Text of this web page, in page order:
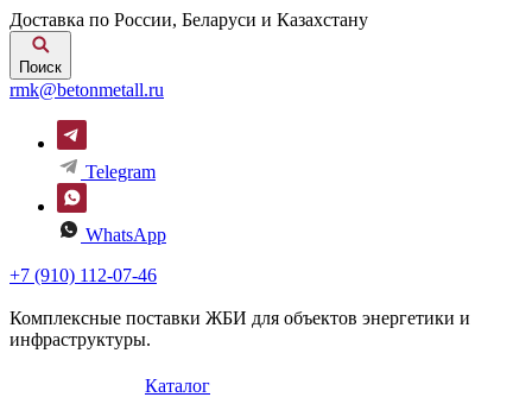
Доставка по России, Беларуси и Казахстану
Поиск
rmk@betonmetall.ru
Telegram
WhatsApp
+7 (910) 112-07-46
Комплексные поставки ЖБИ для объектов энергетики и
инфраструктуры.
Каталог